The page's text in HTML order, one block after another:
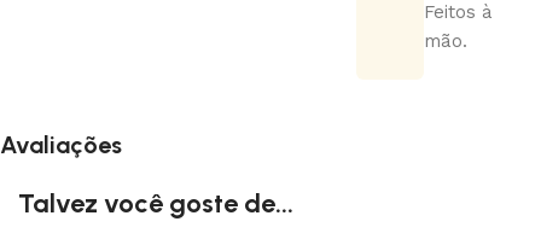
Feitos à
mão.
Avaliações
Talvez você goste de...